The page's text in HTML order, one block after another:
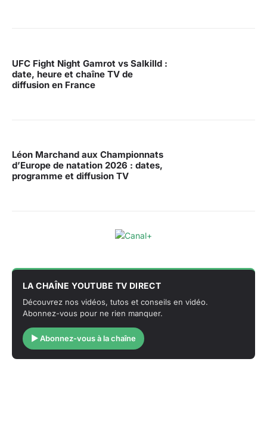
UFC Fight Night Gamrot vs Salkilld :
date, heure et chaîne TV de
diffusion en France
Léon Marchand aux Championnats
d’Europe de natation 2026 : dates,
programme et diffusion TV
LA CHAÎNE YOUTUBE TV DIRECT
Découvrez nos vidéos, tutos et conseils en vidéo.
Abonnez-vous pour ne rien manquer.
▶ Abonnez-vous à la chaîne